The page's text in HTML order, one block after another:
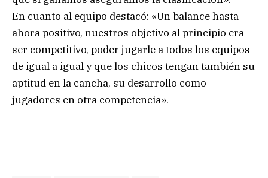
En cuanto al equipo destacó: «Un balance hasta
ahora positivo, nuestros objetivo al principio era
ser competitivo, poder jugarle a todos los equipos
de igual a igual y que los chicos tengan también su
aptitud en la cancha, su desarrollo como
jugadores en otra competencia».